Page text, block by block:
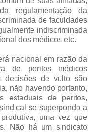
regulamentação da
de faculdades
indiscriminada
dos médicos etc.
nacional em razão da
de peritos médicos
decisões de vulto são
não havendo portanto,
estaduais de peritos,
se superpondo a
uma vez que
Não há um sindicato